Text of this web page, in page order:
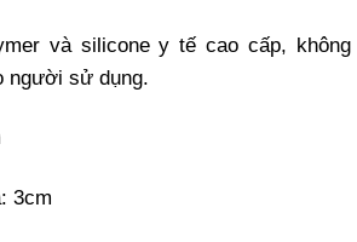
và silicone y tế cao cấp, không
người sử dụng.
3cm